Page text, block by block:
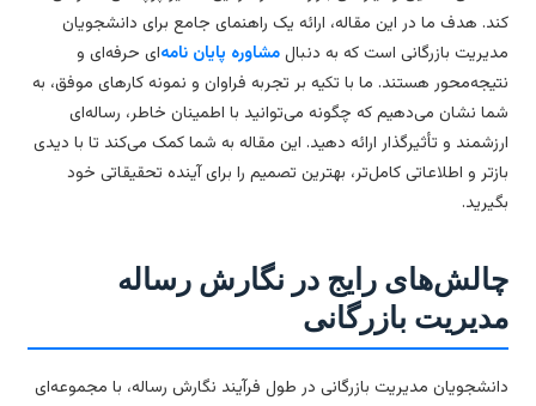
هدف ما در این مقاله، ارائه یک راهنمای جامع برای دانشجویان
بازرگانی است که به دنبالمشاوره پایان نامه‌ای حرفه‌ای و
هستند. ما با تکیه بر تجربه فراوان و نمونه کارهای موفق، به
نشان می‌دهیم که چگونه می‌توانید با اطمینان خاطر، رساله‌ای
و تأثیرگذار ارائه دهید. این مقاله به شما کمک می‌کند تا با دیدی
و اطلاعاتی کامل‌تر، بهترین تصمیم را برای آینده تحقیقاتی خود
رایج در نگارش رساله
بازرگانی
مدیریت بازرگانی در طول فرآیند نگارش رساله، با مجموعه‌ای